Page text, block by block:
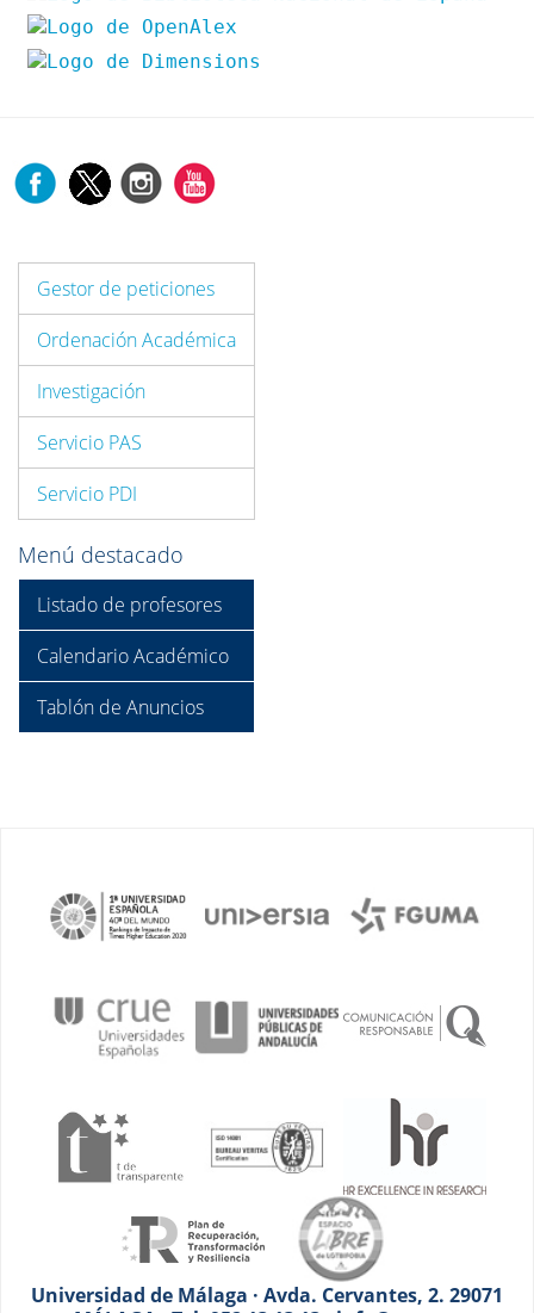
Gestor de peticiones
Ordenación Académica
Investigación
Servicio PAS
Servicio PDI
Menú destacado
Listado de profesores
Calendario Académico
Tablón de Anuncios
Universidad de Málaga · Avda. Cervantes, 2. 29071